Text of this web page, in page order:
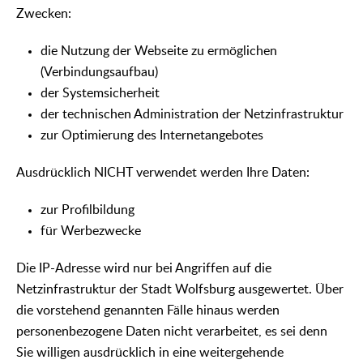
Zwecken:
die Nutzung der Webseite zu ermöglichen
(Verbindungsaufbau)
der Systemsicherheit
der technischen Administration der Netzinfrastruktur
zur Optimierung des Internetangebotes
Ausdrücklich NICHT verwendet werden Ihre Daten:
zur Profilbildung
für Werbezwecke
Die IP-Adresse wird nur bei Angriffen auf die
Netzinfrastruktur der Stadt Wolfsburg ausgewertet. Über
die vorstehend genannten Fälle hinaus werden
personenbezogene Daten nicht verarbeitet, es sei denn
Sie willigen ausdrücklich in eine weitergehende